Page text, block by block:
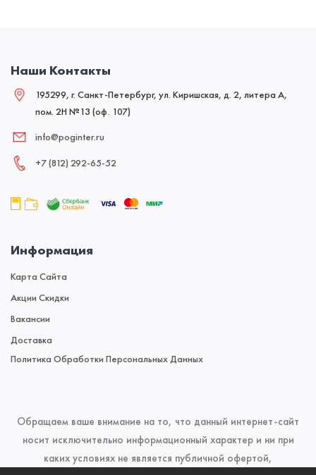
Наши Контакты
195299, г. Санкт-Петербург, ул. Киришская, д. 2, литера А,
пом. 2Н №13 (оф. 107)
info@poginter.ru
+7 (812) 292‑65‑52
Информация
Карта Сайта
Акции Скидки
Вакансии
Доставка
Политика Обработки Персональных Данных
Обращаем ваше внимание на то, что данный интернет-сайт
носит исключительно информационный характер и ни при
каких условиях не является публичной офертой,